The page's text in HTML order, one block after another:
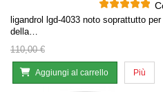
ligandrol lgd-4033 noto soprattutto
della…
110,00 €
Aggiungi al carrello Più